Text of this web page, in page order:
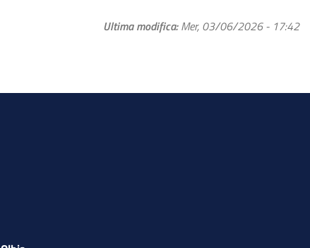
Ultima modifica Mer, 03/06/2026 - 17:42